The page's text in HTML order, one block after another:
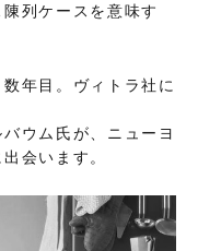
列ケースを意味す
年目。ヴィトラ社に
ウム氏が、ニューヨ
会います。